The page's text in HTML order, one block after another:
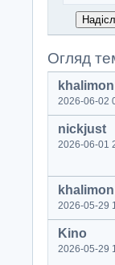
Огляд
khalimon
2026-06-02
nickjust
2026-06-01
khalimon
2026-05-29
Kino
2026-05-29